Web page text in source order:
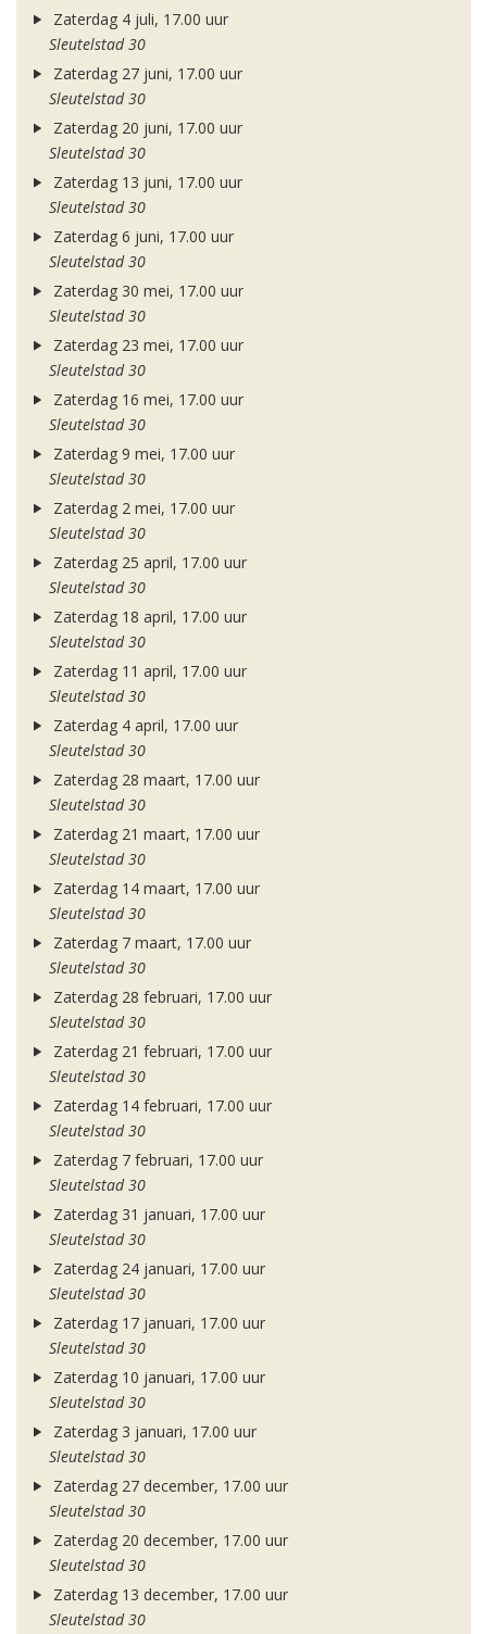
Zaterdag 4 juli, 17.00 uur
Sleutelstad 30
Zaterdag 27 juni, 17.00 uur
Sleutelstad 30
Zaterdag 20 juni, 17.00 uur
Sleutelstad 30
Zaterdag 13 juni, 17.00 uur
Sleutelstad 30
Zaterdag 6 juni, 17.00 uur
Sleutelstad 30
Zaterdag 30 mei, 17.00 uur
Sleutelstad 30
Zaterdag 23 mei, 17.00 uur
Sleutelstad 30
Zaterdag 16 mei, 17.00 uur
Sleutelstad 30
Zaterdag 9 mei, 17.00 uur
Sleutelstad 30
Zaterdag 2 mei, 17.00 uur
Sleutelstad 30
Zaterdag 25 april, 17.00 uur
Sleutelstad 30
Zaterdag 18 april, 17.00 uur
Sleutelstad 30
Zaterdag 11 april, 17.00 uur
Sleutelstad 30
Zaterdag 4 april, 17.00 uur
Sleutelstad 30
Zaterdag 28 maart, 17.00 uur
Sleutelstad 30
Zaterdag 21 maart, 17.00 uur
Sleutelstad 30
Zaterdag 14 maart, 17.00 uur
Sleutelstad 30
Zaterdag 7 maart, 17.00 uur
Sleutelstad 30
Zaterdag 28 februari, 17.00 uur
Sleutelstad 30
Zaterdag 21 februari, 17.00 uur
Sleutelstad 30
Zaterdag 14 februari, 17.00 uur
Sleutelstad 30
Zaterdag 7 februari, 17.00 uur
Sleutelstad 30
Zaterdag 31 januari, 17.00 uur
Sleutelstad 30
Zaterdag 24 januari, 17.00 uur
Sleutelstad 30
Zaterdag 17 januari, 17.00 uur
Sleutelstad 30
Zaterdag 10 januari, 17.00 uur
Sleutelstad 30
Zaterdag 3 januari, 17.00 uur
Sleutelstad 30
Zaterdag 27 december, 17.00 uur
Sleutelstad 30
Zaterdag 20 december, 17.00 uur
Sleutelstad 30
Zaterdag 13 december, 17.00 uur
Sleutelstad 30